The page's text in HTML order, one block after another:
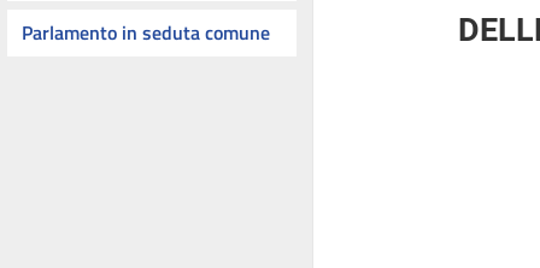
Parlamento in seduta comune